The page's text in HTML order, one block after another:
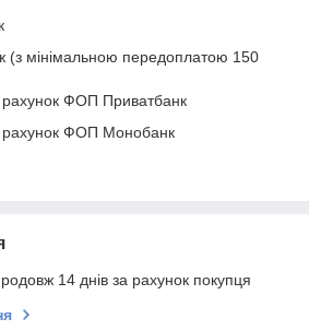
(з мінімальною передоплатою 150
рахунок ФОП Приватбанк
рахунок ФОП Монобанк
14 днів за рахунок покупця